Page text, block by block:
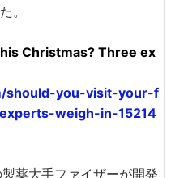
。
Christmas? Three ex
should-you-visit-your-f
weigh-in-15214
薬大手ファイザーが開発